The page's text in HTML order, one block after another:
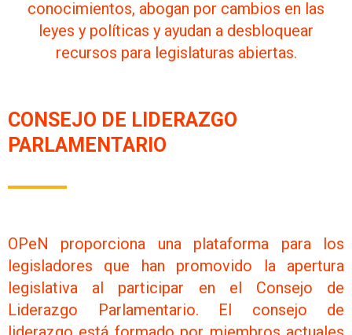
conocimientos, abogan por cambios en las
leyes y políticas y ayudan a desbloquear
recursos para legislaturas abiertas.
CONSEJO DE LIDERAZGO
PARLAMENTARIO
OPeN proporciona una plataforma para los
legisladores que han promovido la apertura
legislativa al participar en el Consejo de
Liderazgo Parlamentario. El consejo de